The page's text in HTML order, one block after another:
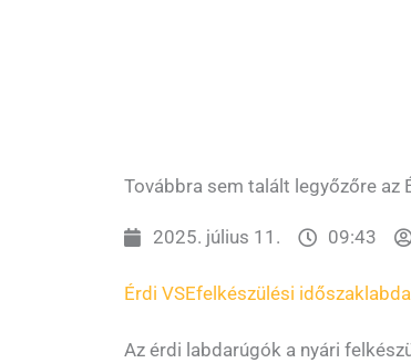
Továbbra sem talált legyőzőre az
2025. július 11. 09:43
Érdi VSEfelkészülési időszak
Az érdi labdarúgók a nyári